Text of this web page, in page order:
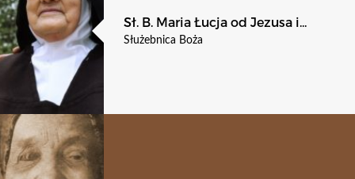
Sł. B. Maria Łucja od Jezusa i...
Służebnica Boża